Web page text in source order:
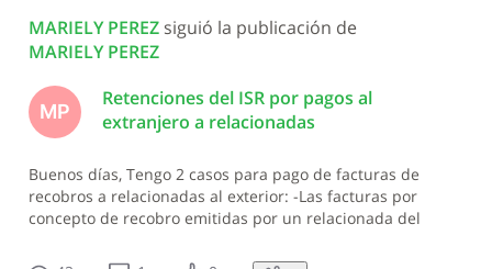
MARIELY PEREZ siguió la publicación de
MARIELY PEREZ
MP
Retenciones del ISR por pagos al
extranjero a relacionadas
Buenos días, Tengo 2 casos para pago de facturas de
recobros a relacionadas al exterior: -Las facturas por
concepto de recobro emitidas por un relacionada del
en caso de ser así cual seria la tasa. -Las facturas por